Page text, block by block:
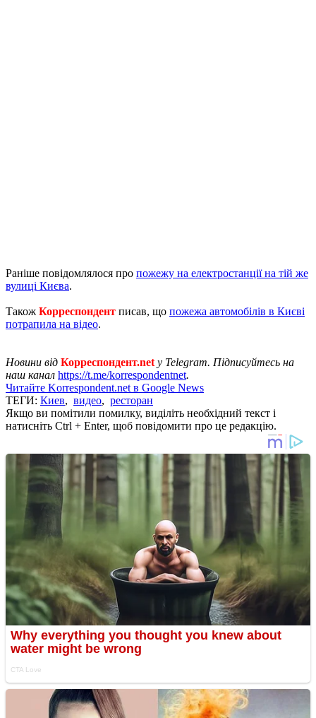
Раніше повідомлялося про пожежу на електростанції на тій же
вулиці Києва.
Також Корреспондент писав, що пожежа автомобілів в Києві
потрапила на відео.
Новини від Корреспондент.net у Telegram. Підписуйтесь на
наш канал https://t.me/korrespondentnet.
Читайте Korrespondent.net в Google News
ТЕГИ: Киев, видео, ресторан
Якщо ви помітили помилку, виділіть необхідний текст і
натисніть Ctrl + Enter, щоб повідомити про це редакцію.